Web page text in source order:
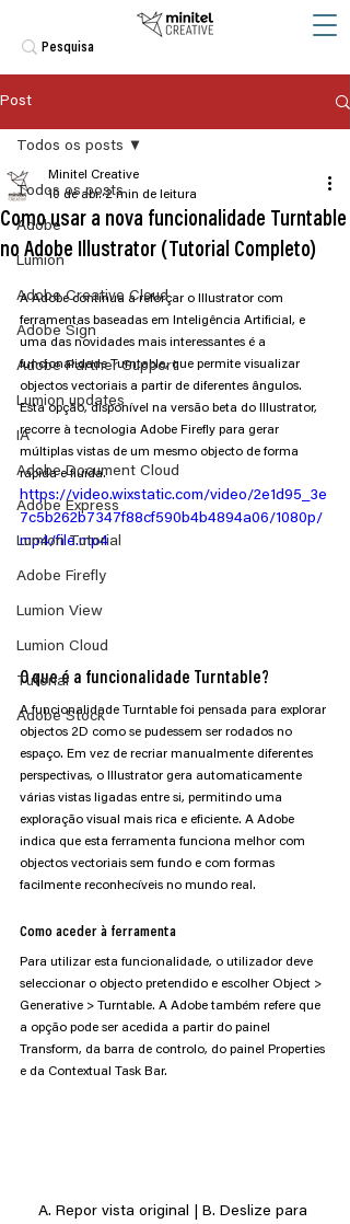
Post
Todos os posts
Adobe
Lumion
Adobe Creative Cloud
Adobe Sign
Adobe Partner Support
Lumion updates
IA
Adobe Document Cloud
Adobe Express
Lumion Tutorial
Adobe Firefly
Lumion View
Lumion Cloud
Tutorial
Adobe Stock
Todos os posts
Como usar a nova funcionalidade Turntable
no Adobe Illustrator (Tutorial Completo)
Minitel Creative
10 de abr. 2 min de leitura
A Adobe continua a reforçar o Illustrator com
ferramentas baseadas em Inteligência Artificial, e
uma das novidades mais interessantes é a
funcionalidade Turntable, que permite visualizar
objectos vectoriais a partir de diferentes ângulos.
Esta opção, disponível na versão beta do Illustrator,
recorre à tecnologia Adobe Firefly para gerar
múltiplas vistas de um mesmo objecto de forma
rápida e fluida.
https://video.wixstatic.com/video/2e1d95_3e
7c5b262b7347f88cf590b4b4894a06/1080p/
mp4/file.mp4
O que é a funcionalidade Turntable?
A funcionalidade Turntable foi pensada para explorar
objectos 2D como se pudessem ser rodados no
espaço. Em vez de recriar manualmente diferentes
perspectivas, o Illustrator gera automaticamente
várias vistas ligadas entre si, permitindo uma
exploração visual mais rica e eficiente. A Adobe
indica que esta ferramenta funciona melhor com
objectos vectoriais sem fundo e com formas
facilmente reconhecíveis no mundo real.
Como aceder à ferramenta
Para utilizar esta funcionalidade, o utilizador deve
seleccionar o objecto pretendido e escolher Object >
Generative > Turntable. A Adobe também refere que
a opção pode ser acedida a partir do painel
Transform, da barra de controlo, do painel Properties
e da Contextual Task Bar.
A. Repor vista original | B. Deslize para